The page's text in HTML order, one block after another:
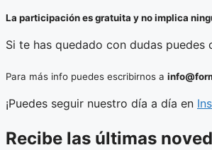
La participación es gratuita y no implica
Si te has quedado con dudas
Para más info puedes escribirnos a
¡Puedes seguir nuestro día a día en I
Recibe las últimas